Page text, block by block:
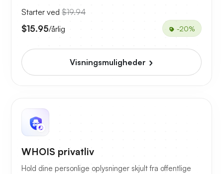
Starter ved $19.94
$15.95/årlig -20%
Visningsmuligheder
WHOIS privatliv
Hold dine personlige oplysninger skjult fra offentlige